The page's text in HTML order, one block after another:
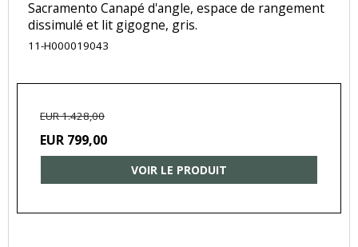
Sacramento Canapé d'angle, espace de rangement
dissimulé et lit gigogne, gris.
11-H000019043
EUR 1.428,00
EUR 799,00
VOIR LE PRODUIT